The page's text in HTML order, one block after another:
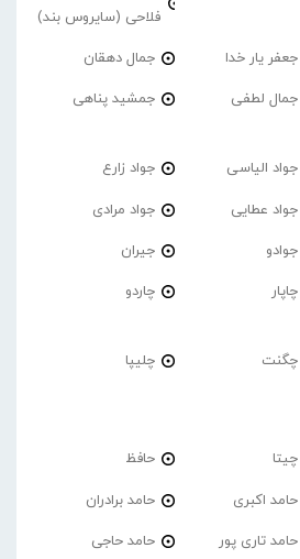
فلاحی (سایروس بند)
جعفر یار خدا جمال دهقان
جمال لطفی جمشید پناهی
جواد الیاسی جواد زارع
جواد عطایی جواد مرادی
جوادو جیران
چاپار چاردو
چگنت چلیپا
چیتا حافظ
حامد اکبری حامد برادران
حامد تاری پور حامد حاجی